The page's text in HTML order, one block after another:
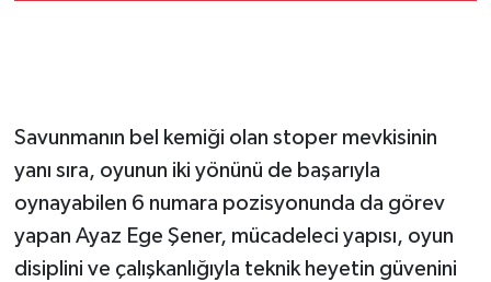
Savunmanın bel kemiği olan stoper mevkisinin
yanı sıra, oyunun iki yönünü de başarıyla
oynayabilen 6 numara pozisyonunda da görev
yapan Ayaz Ege Şener, mücadeleci yapısı, oyun
disiplini ve çalışkanlığıyla teknik heyetin güvenini